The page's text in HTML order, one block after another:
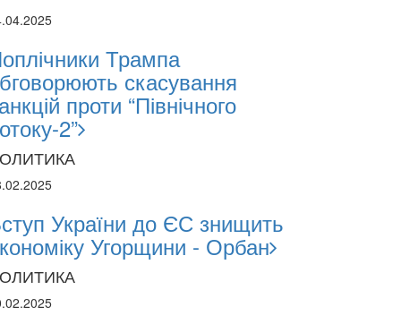
How Ukrainian Businesses Can
and Hedge Risks During War
Трампа
скасування
проти “Північного
2”
України до ЄС знищить
Угорщини - Орбан